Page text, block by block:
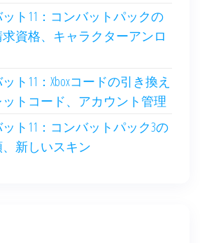
ト11：コンバットパックの
資格、キャラクターアンロ
ト11：Xboxコードの引き換え
トコード、アカウント管理
ト11：コンバットパック3の
新しいスキン